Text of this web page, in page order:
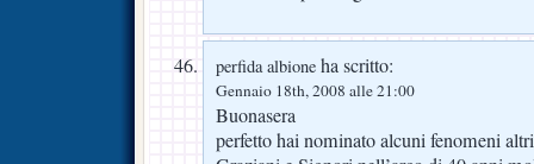
perfida albione ha scritto:
Gennaio 18th, 2008 alle 21:00
Buonasera
perfetto hai nominato alcuni fenomeni